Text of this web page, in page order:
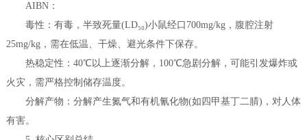
AIBN：
毒性：有毒，半致死量(LD₅₀)小鼠经口700mg/kg，腹腔注射
25mg/kg，需在低温、干燥、避光条件下保存。
热稳定性：40℃以上逐渐分解，100℃急剧分解，可能引发爆炸或
火灾，需严格控制储存温度。
分解产物：分解产生氮气和有机氰化物(如四甲基丁二腈)，对人体
有害。